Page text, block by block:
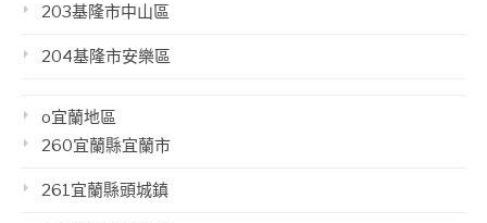
203基隆市中山區
204基隆市安樂區
o宜蘭地區
260宜蘭縣宜蘭市
261宜蘭縣頭城鎮